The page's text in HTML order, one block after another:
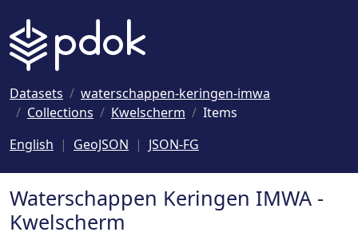
Datasets
waterschappen-keringen-imwa
Collections
Kwelscherm
Items
English
GeoJSON JSON-FG
Waterschappen Keringen IMWA -
Kwelscherm